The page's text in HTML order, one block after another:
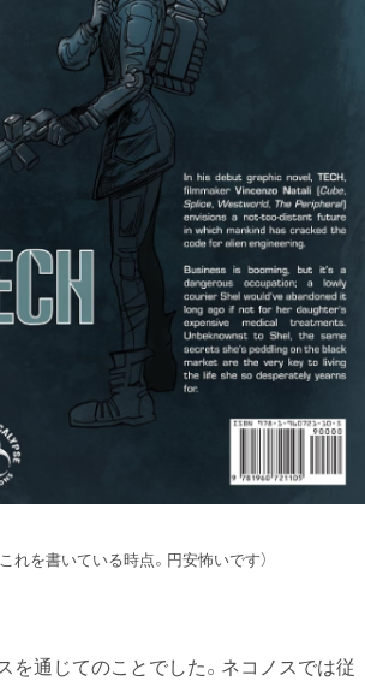
を書いている時点。円安怖いです）
通じてのことでした。ネコノスでは従